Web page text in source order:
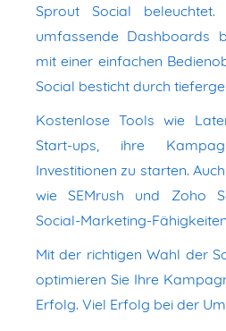
Sprout Social beleuchtet.
umfassende Dashboards
mit einer einfachen
Social besticht durch
Kostenlose Tools wie
Start-ups, ihre
Investitionen zu starten.
wie SEMrush und Zoho
Social-Marketing-
Mit der richtigen Wahl der
optimieren Sie Ihre
Erfolg. Viel Erfolg bei der